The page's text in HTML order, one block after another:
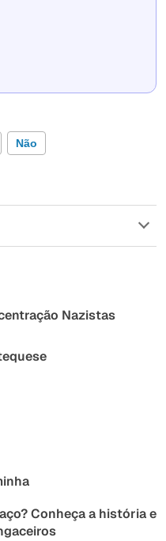
Não
incorreta
que procuro
Nazistas
Conheça a história e